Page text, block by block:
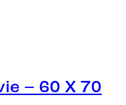
– 60 X 70